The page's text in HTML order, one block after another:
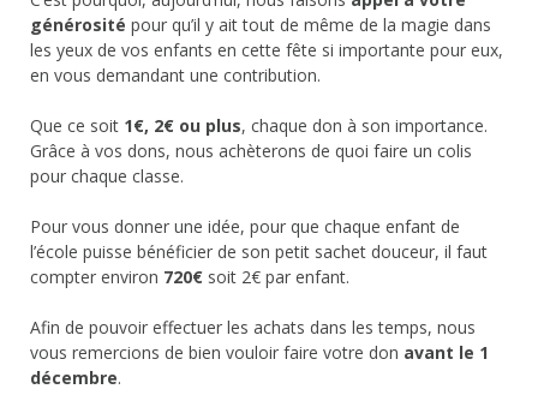
générosité pour qu’il y ait tout de même de la magie dans
les yeux de vos enfants en cette fête si importante pour eux,
en vous demandant une contribution.
Que ce soit 1€, 2€ ou plus, chaque don à son importance.
Grâce à vos dons, nous achèterons de quoi faire un colis
pour chaque classe.
Pour vous donner une idée, pour que chaque enfant de
l’école puisse bénéficier de son petit sachet douceur, il faut
compter environ 720€ soit 2€ par enfant.
Afin de pouvoir effectuer les achats dans les temps, nous
vous remercions de bien vouloir faire votre don avant le 1
décembre.